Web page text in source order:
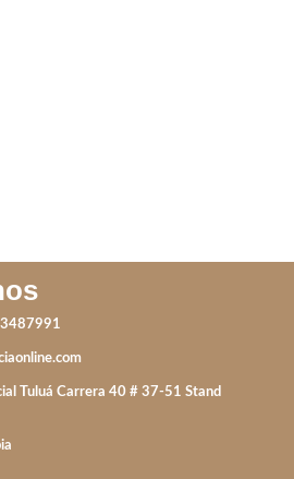
Tuluá Carrera 40 # 37-51 Stand